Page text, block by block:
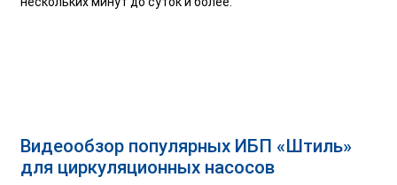
Видеообзор популярных ИБП «Штиль»
для циркуляционных насосов